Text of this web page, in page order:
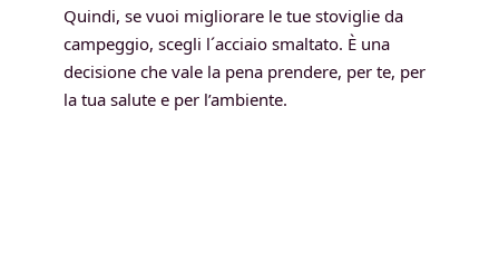
Quindi, se vuoi migliorare le tue stoviglie da
campeggio, scegli l´acciaio smaltato. È una
decisione che vale la pena prendere, per te, per
la tua salute e per l’ambiente.